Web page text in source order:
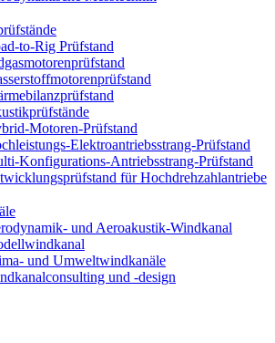
to-Rig Prüfstand
Motoren-Prüfstand
Elektroantriebsstrang-Prüfstand
Konfigurations-Antriebsstrang-Prüfstand
für Hochdrehzahlantriebe
und Aeroakustik-Windkanal
und Umweltwindkanäle
und -design